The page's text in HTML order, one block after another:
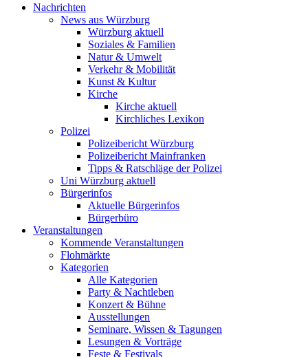
Nachrichten
News aus Würzburg
Würzburg aktuell
Soziales & Familien
Natur & Umwelt
Verkehr & Mobilität
Kunst & Kultur
Kirche
Kirche aktuell
Kirchliches Lexikon
Polizei
Polizeibericht Würzburg
Polizeibericht Mainfranken
Tipps & Ratschläge der Polizei
Uni Würzburg aktuell
Bürgerinfos
Aktuelle Bürgerinfos
Bürgerbüro
Veranstaltungen
Kommende Veranstaltungen
Flohmärkte
Kategorien
Alle Kategorien
Party & Nachtleben
Konzert & Bühne
Ausstellungen
Seminare, Wissen & Tagungen
Lesungen & Vorträge
Feste & Festivals